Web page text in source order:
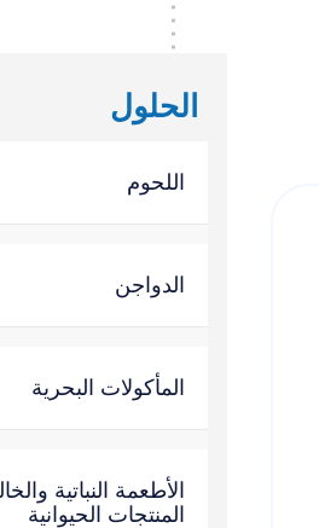
الحلول
اللحوم
الدواجن
المأكولات البحرية
الأطعمة النباتية
المنتجات الحيوانية